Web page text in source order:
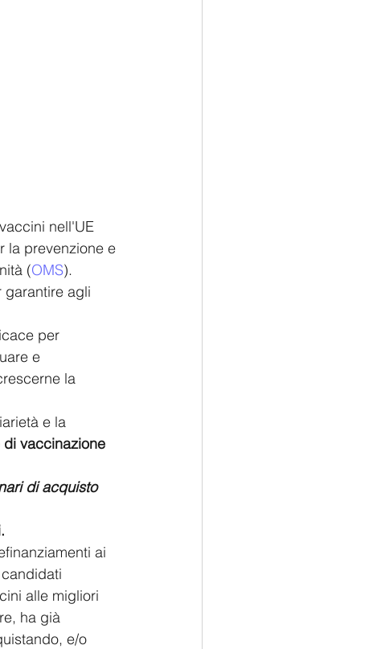
nell'UE
la prevenzione e
(OMS).
garantire agli
per
e
la
e la
vaccinazione
di acquisto
ai
alle migliori
ha già
e/o